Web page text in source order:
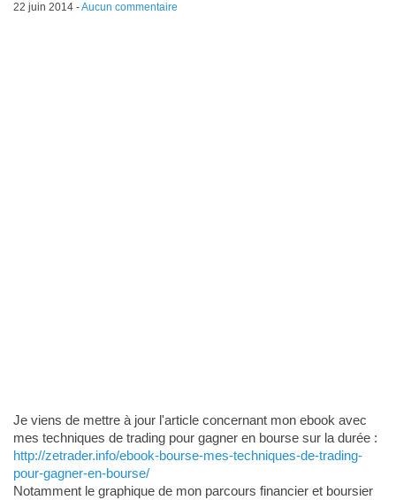
22 juin 2014-Aucun commentaire
Je viens de mettre à jour l'article concernant mon ebook avec
mes techniques de trading pour gagner en bourse sur la durée :
http://zetrader.info/ebook-bourse-mes-techniques-de-trading-
pour-gagner-en-bourse/
Notamment le graphique de mon parcours financier et boursier